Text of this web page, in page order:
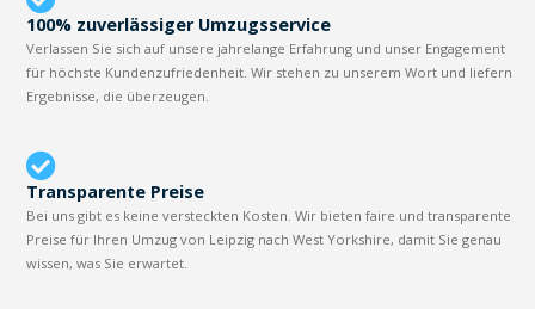
100% zuverlässiger Umzugsservice
Verlassen Sie sich auf unsere jahrelange Erfahrung und unser Engagement
für höchste Kundenzufriedenheit. Wir stehen zu unserem Wort und liefern
Ergebnisse, die überzeugen.
Transparente Preise
Bei uns gibt es keine versteckten Kosten. Wir bieten faire und transparente
Preise für Ihren Umzug von Leipzig nach West Yorkshire, damit Sie genau
wissen, was Sie erwartet.